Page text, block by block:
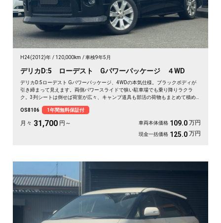
H24(2012)年 120,000km 車検9年5月
デリカD:5 ローデスト Gパワーパッケージ ４WD
デリカD:5ローデスト Gパワーパッケージ、4WDの本気仕様。ブラックボディが
引き締まって見えます。両側パワースライドで狭い駐車場でも乗り降りラクラ
ク。3列シートは倒せば荷室が広々、キャンプ道具も部活の荷物もまとめて積め
遠出も、これ一台で頼れる相棒に🚗✨💺🙌。安心して長く乗れる《1年保証付》で
す😊
OS8106 1年間無料保証付
月々 31,700 円～ 車両本体価格 109.0 万円
現金一括価格 125.0 万円